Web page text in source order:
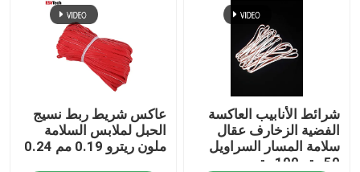
شرائط الأنابيب العاكسة
الفضية الزخارف عقال
سلامة المسار السراويل
50 متر 100 متر
عاكس شريط ربط نسيج
الحبل لملابس السلامة
ملون ريترو 0.19 مم 0.24